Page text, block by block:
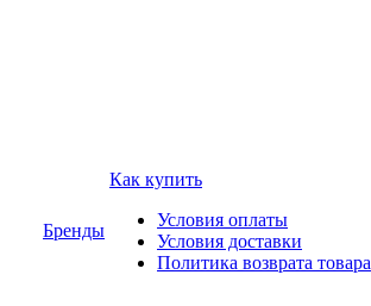
Бренды
Как купить
Условия оплаты
Условия доставки
Политика возврата товара